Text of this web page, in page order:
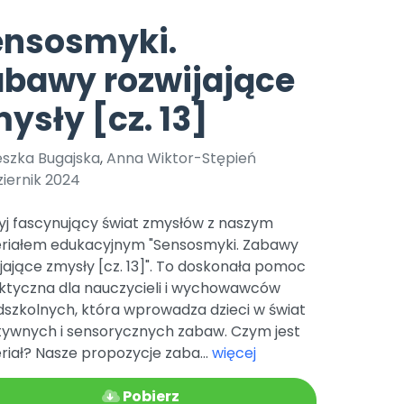
Archiwalne numery
Pomoc
Nowości
Zapowiedzi
czerwca 2024 r. uzyskała
r. Nr decyzji:
Online.
Pomoc zwierzętom
Książka (dla) Przedszkolaka
Promowanie czytelnictwa
TikTok
Zobacz nas na TikToku
YouTube
Filmy edukacyjne
rozwijające
[cz. 13]
Bugajska,Anna Wiktor-Stępień
2024
fascynujący świat zmysłów z naszym
edukacyjnym "Sensosmyki. Zabawy
zmysły [cz. 13]". To doskonała pomoc
dla nauczycieli i wychowawców
która wprowadza dzieci w świat
i sensorycznych zabaw. Czym jest
Nasze propozycje zaba... więcej
Pobierz